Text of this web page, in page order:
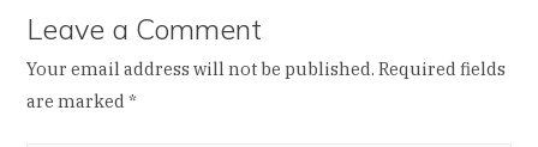
Leave a Comment
Your email address will not be published. Required fields
are marked*